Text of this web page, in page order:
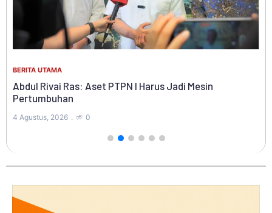
BERITA UTAMA
Abdul Rivai Ras: Aset PTPN I Harus Jadi Mesin
Pertumbuhan
4 Agustus, 2026 0